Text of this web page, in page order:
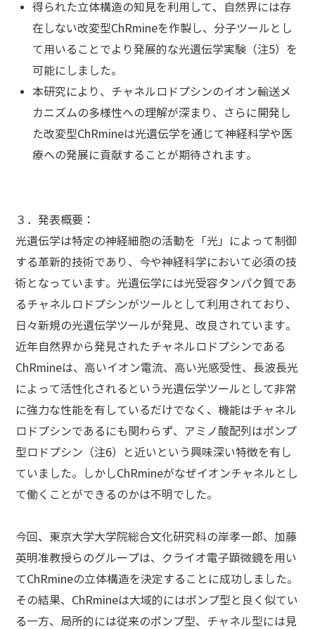
得られた立体構造の知見を利用して、自然界には存
在しない改変型ChRmineを作製し、分子ツールとし
て用いることでより発展的な光遺伝学実験（注5）を
可能にしました。
本研究により、チャネルロドプシンのイオン輸送メ
カニズムの多様性への理解が深まり、さらに開発し
た改変型ChRmineは光遺伝学を通じて神経科学や医
療への発展に貢献することが期待されます。
３．発表概要 ：
光遺伝学は特定の神経細胞の活動を「光」によって制御
する革新的技術であり、今や神経科学において必須の技
術となっています。光遺伝学には光受容タンパク質であ
るチャネルロドプシンがツールとして利用されており、
日々新規の光遺伝学ツールが発見、改良されています。
近年自然界から発見されたチャネルロドプシンである
ChRmineは、高いイオン電流、高い光感受性、長波長光
によって活性化されるという光遺伝学ツールとして非常
に強力な性能を有しているだけでなく、機能はチャネル
ロドプシンであるにも関わらず、アミノ酸配列はポンプ
型ロドプシン（注6）と近いという興味深い特徴を有し
ていました。しかしChRmineがなぜイオンチャネルとし
て働くことができるのかは不明でした。
今回、東京大学大学院総合文化研究科の岸孝一郎、加藤
英明准教授らのグループは、クライオ電子顕微鏡を用い
てChRmineの立体構造を決定することに成功しました。
その結果、ChRmineは大域的にはポンプ型と良く似てい
る一方、局所的には従来のポンプ型、チャネル型には見